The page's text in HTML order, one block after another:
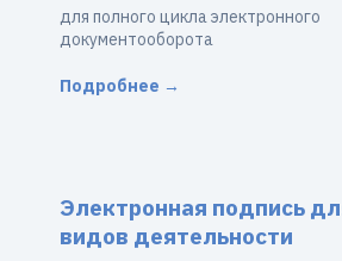
для полного цикла электронного
документооборота
Подробнее →
Электронная подпись
видов деятельности